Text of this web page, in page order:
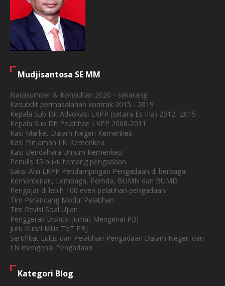
Mudjisantosa SE MM
Narasumber & Konsultan 2020 - sekarang
Kasubdit permasalahan kontrak 2015 - 2019
Kepala Sub Dit Advokasi LKPP (setara Es IIIa) 2012- 2015
Kepala Sub Dit Pelatihan LKPP 2008-2011
Kasi Market Dalam Negeri Kemenkeu
Kasi Pinjaman LN Kemenkeu
Kasi Bendahara Umum Kemenkeu
Penulis 15 buku tentang pengadaan
Saksi Ahli LKPP Pendampingan Pengadaan di berbagai
Kementerian, Lembaga, Pemda, BUMN dan BUMD
Pengajar di lebih 100 even pelatihan pengadaan
Tim Perancang Modul Pelatihan
Tim Revisi Soal Ujian
Penggerak Diskusi Jumat Mengenai PBJ
Juru Kunci Milis ToT PBJ
Sertifikat Lulus dan Pelatihan Pengadaan Dalam Negeri dan
LN mengenai Pengadaan
Kategori Blog